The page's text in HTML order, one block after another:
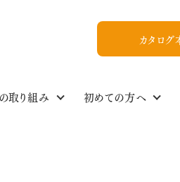
カタログ
取り組み 初めての方へ